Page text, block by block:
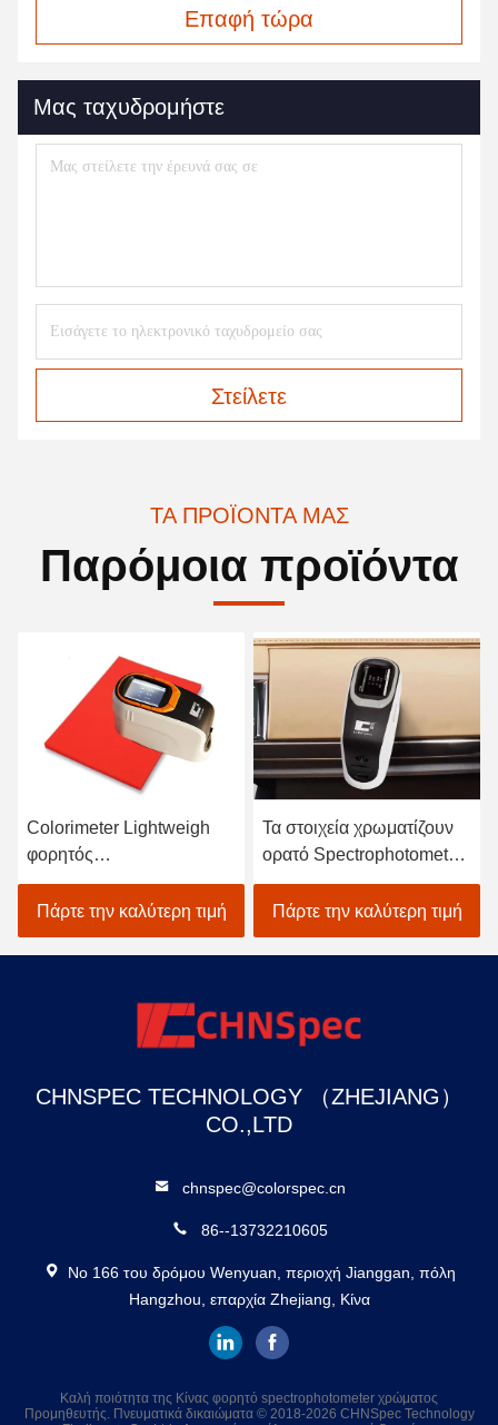
Επαφή τώρα
Μας ταχυδρομήστε
Στείλετε
ΤΑ ΠΡΟΪΌΝΤΑ ΜΑΣ
Παρόμοια προϊόντα
Colorimeter Lightweigh
φορητός
Spectrophotometer
ατομικός ανιχνευτής
χρωμάτων αυτοκινήτων
Πάρτε την καλύτερη τιμή
Τα στοιχεία χρωματίζουν
ορατό Spectrophotometer
για υφαντικό χρωματικής
προσαρμογής στο Μαύρο
Πάρτε την καλύτερη τιμή
CHNSPEC TECHNOLOGY （ZHEJIANG）
CO.,LTD
chnspec@colorspec.cn
86--13732210605
Νο 166 του δρόμου Wenyuan, περιοχή Jianggan, πόλη
Hangzhou, επαρχία Zhejiang, Κίνα
Καλή ποιότητα της Κίνας φορητό spectrophotometer χρώματος
Προμηθευτής. Πνευματικά δικαιώματα © 2018-2026 CHNSpec Technology